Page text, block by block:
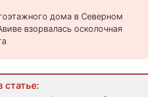
дома в Северном
взорвалась осколочная
статье: